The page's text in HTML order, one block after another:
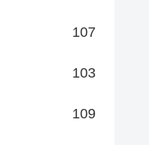
107
103
109